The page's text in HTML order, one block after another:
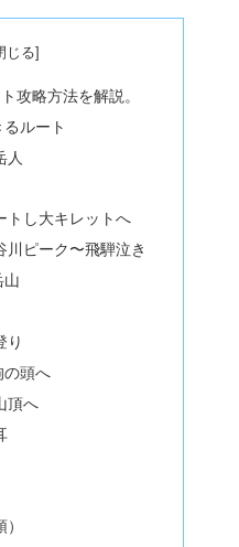
攻略方法を解説。
ルート
人
トし大キレットへ
川ピーク〜飛騨泣き
山
り
の頭へ
頂へ